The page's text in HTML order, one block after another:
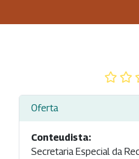
Oferta
Conteudista:
Secretaria Especial da